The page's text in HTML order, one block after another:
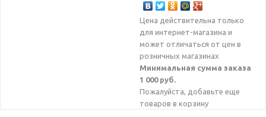
Цена действительна только
для интернет-магазина и
может отличаться от цен в
розничных магазинах
Минимальная сумма заказа
1 000 руб.
Пожалуйста, добавьте еще
товаров в корзину